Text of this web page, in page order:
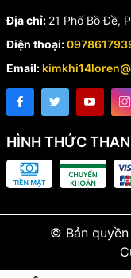
Địa chỉ: 21 Phố Bồ Đề,
Điện thoại:
Email:
HÌNH THỨC
© Bản